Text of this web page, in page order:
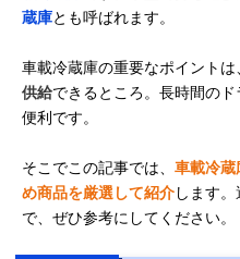
蔵庫とも呼ばれます。
車載冷蔵庫の重要なポイントは
供給できるところ。長時間の
便利です。
そこでこの記事では、 車載冷蔵
め商品を厳選して紹介します
で、ぜひ参考にしてください。